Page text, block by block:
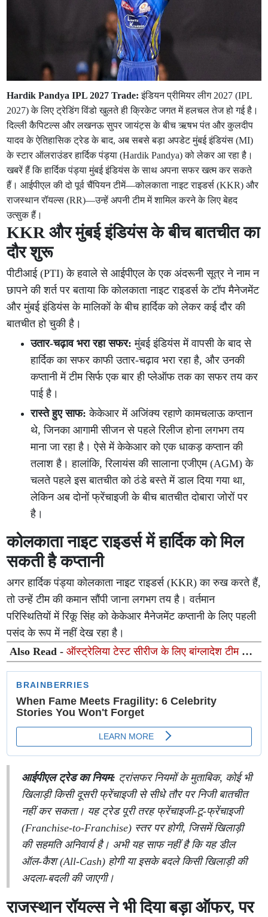
Hardik Pandya IPL 2027 Trade: इंडियन प्रीमियर लीग 2027 (IPL
2027) के लिए ट्रेडिंग विंडो खुलते ही क्रिकेट जगत में हलचल तेज हो गई है।
दिल्ली कैपिटल्स और लखनऊ सुपर जायंट्स के बीच ऋषभ पंत और कुलदीप
यादव के ऐतिहासिक ट्रेड के बाद, अब सबसे बड़ा अपडेट मुंबई इंडियंस (MI)
के स्टार ऑलराउंडर हार्दिक पंड्या (Hardik Pandya) को लेकर आ रहा है।
खबरें हैं कि हार्दिक पंड्या मुंबई इंडियंस के साथ अपना सफर खत्म कर सकते
हैं। आईपीएल की दो पूर्व चैंपियन टीमें—कोलकाता नाइट राइडर्स (KKR) और
राजस्थान रॉयल्स (RR)—उन्हें अपनी टीम में शामिल करने के लिए बेहद
उत्सुक हैं।
KKR और मुंबई इंडियंस के बीच बातचीत का
दौर शुरू
पीटीआई (PTI) के हवाले से आईपीएल के एक अंदरूनी सूत्र ने नाम न
छापने की शर्त पर बताया कि कोलकाता नाइट राइडर्स के टॉप मैनेजमेंट
और मुंबई इंडियंस के मालिकों के बीच हार्दिक को लेकर कई दौर की
बातचीत हो चुकी है।
उतार-चढ़ाव भरा रहा सफर: मुंबई इंडियंस में वापसी के बाद से
हार्दिक का सफर काफी उतार-चढ़ाव भरा रहा है, और उनकी
कप्तानी में टीम सिर्फ एक बार ही प्लेऑफ तक का सफर तय कर
पाई है।
रास्ते हुए साफ: केकेआर में अजिंक्य रहाणे कामचलाऊ कप्तान
थे, जिनका आगामी सीजन से पहले रिलीज होना लगभग तय
माना जा रहा है। ऐसे में केकेआर को एक धाकड़ कप्तान की
तलाश है। हालांकि, रिलायंस की सालाना एजीएम (AGM) के
चलते पहले इस बातचीत को ठंडे बस्ते में डाल दिया गया था,
लेकिन अब दोनों फ्रेंचाइजी के बीच बातचीत दोबारा जोरों पर
है।
कोलकाता नाइट राइडर्स में हार्दिक को मिल
सकती है कप्तानी
अगर हार्दिक पंड्या कोलकाता नाइट राइडर्स (KKR) का रुख करते हैं,
तो उन्हें टीम की कमान सौंपी जाना लगभग तय है। वर्तमान
परिस्थितियों में रिंकू सिंह को केकेआर मैनेजमेंट कप्तानी के लिए पहली
पसंद के रूप में नहीं देख रहा है।
Also Read -ऑस्ट्रेलिया टेस्ट सीरीज के लिए बांग्लादेश टीम का
ऐलान: अनकैप्ड मुश्फिक हसन को मिला मौका, 5 साल बाद सौम्य
आईपीएल ट्रेड का नियम: ट्रांसफर नियमों के मुताबिक, कोई भी
खिलाड़ी किसी दूसरी फ्रेंचाइजी से सीधे तौर पर निजी बातचीत
नहीं कर सकता। यह ट्रेड पूरी तरह फ्रेंचाइजी-टू-फ्रेंचाइजी
(Franchise-to-Franchise) स्तर पर होगी, जिसमें खिलाड़ी
की सहमति अनिवार्य है। अभी यह साफ नहीं है कि यह डील
ऑल-कैश (All-Cash) होगी या इसके बदले किसी खिलाड़ी की
अदला-बदली की जाएगी।
राजस्थान रॉयल्स ने भी दिया बड़ा ऑफर, पर